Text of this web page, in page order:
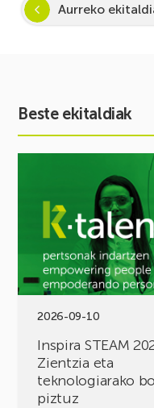
Aurreko
Beste ekitaldiak
2026-09-10
Inspira STEAM
Zientzia eta
teknologiarako
piztuz
STEAM
Zientzia
eta
teknologiarako
bokazioa